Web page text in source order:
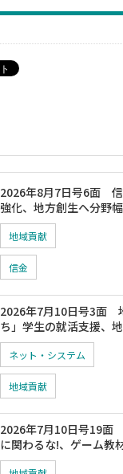
2026年8月7日号6面
強化、地方創生ヘ分野
地域貢献
信金
2026年7月10日号3面
ち」学生の就活支援、
ネット・システム
地域貢献
2026年7月10日号19面
に関わるな!、ゲーム教